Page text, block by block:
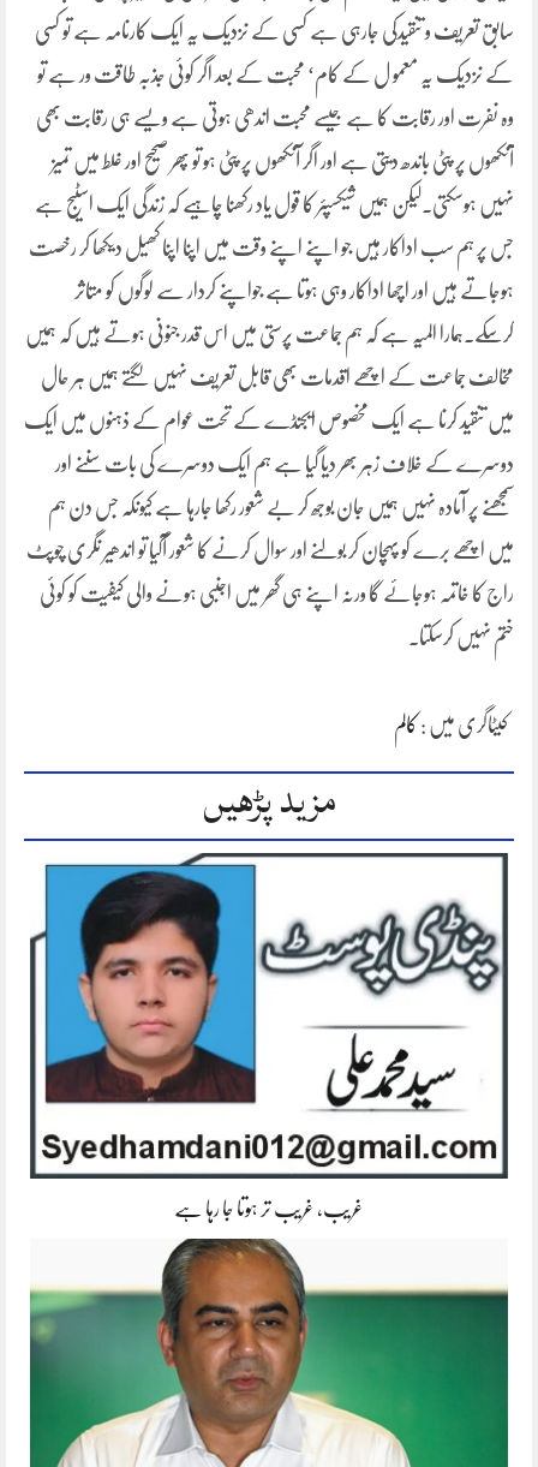
سابق تعریف و تنقیدکی جارہی ہے کسی کے نزدیک یہ ایک کارنامہ ہے تو کسی
کے نزدیک یہ معمو ل کے کام‘ محبت کے بعد اگر کوئی جذبہ طاقت ور ہے تو
وہ نفرت اور رقابت کا ہے جیسے محبت اندھی ہوتی ہے ویسے ہی رقابت بھی
آنکھوں پر پٹی باندھ دیتی ہے اور اگر آنکھوں پر پٹی ہو تو پھر صحیح اور غلط میں تمیز
نہیں ہوسکتی۔لیکن ہمیں شیکسپئر کا قول یاد رکھنا چاہیے کہ زندگی ایک اسٹیج ہے
جس پر ہم سب اداکار ہیں جو اپنے اپنے وقت میں اپنا اپنا کھیل دیکھا کر رخصت
ہوجاتے ہیں اور اچھا اداکار وہی ہوتا ہے جواپنے کردار سے لوگوں کو متاثر
کرسکے۔ہمارا المیہ ہے کہ ہم جماعت پرستی میں اس قدر جنونی ہوتے ہیں کہ ہمیں
مخالف جماعت کے اچھے اقدمات بھی قابل تعریف نہیں لگتے ہمیں ہر حال
میں تنقید کرنا ہے ایک مخصوص ایجنڈے کے تحت عوام کے ذہنوں میں ایک
دوسرے کے خلاف زہر بھر دیا گیا ہے ہم ایک دوسرے کی بات سننے اور
سمجھنے پر آمادہ نہیں ہمیں جان بوجھ کر بے شعور رکھا جارہا ہے کیونکہ جس دن ہم
میں اچھے برے کو پہچان کر بولنے اور سوال کرنے کا شعور آگیا تو اندھیر نگری چوپٹ
راج کا خاتمہ ہوجائے گا ورنہ اپنے ہی گھر میں اجنبی ہونے والی کیفیت کو کوئی
ختم نہیں کرسکتا۔
کیٹاگری میں : کالم
مزید پڑھیں
غریب، غریب تر ہوتا جا رہا ہے